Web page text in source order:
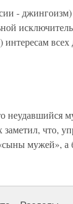
- джингоизм)
что,
мужей»,